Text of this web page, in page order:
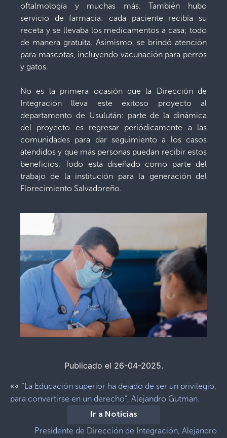
oftalmología y muchas más. También hubo
servicio de farmacia: cada paciente recibía su
receta y se llevaba los medicamentos a casa; todo
de manera gratuita. Asimismo, se brindó atención
para mascotas, incluyendo vacunación para perros
y gatos.
No es la primera ocasión que la Dirección de
Integración lleva este exitoso proyecto al
departamento de Usulután: parte de la dinámica
del proyecto es regresar periódicamente a las
comunidades para dar seguimiento a los casos
atendidos y que más personas puedan recibir estos
beneficios. Todo está diseñado como parte del
trabajo de la institución para la generación del
Florecimiento Salvadoreño.
Publicado el 26-04-2025.
«« “La Educación superior ha dejado de ser un privilegio,
para convertirse en un derecho”, Alejandro Gutman.
Ir a Noticias
Presidente de Dirección de Integración, Alejandro